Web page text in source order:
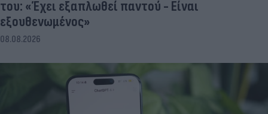
του: «Έχει εξαπλωθεί παντού - Είναι
εξουθενωμένος»
08.08.2026